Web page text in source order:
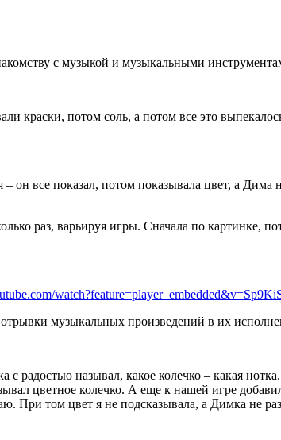
с музыкой и музыкальными
краски, потом соль, а потом все это
он все показал, потом показывала цвет, а Дима
раз, варьируя игры. Сначала по картинке,
музыкальных произведений в их
радостью называл, какое колечко – какая
цветное колечко. А еще к нашей игре
При том цвет я не подсказывала, а Димка не